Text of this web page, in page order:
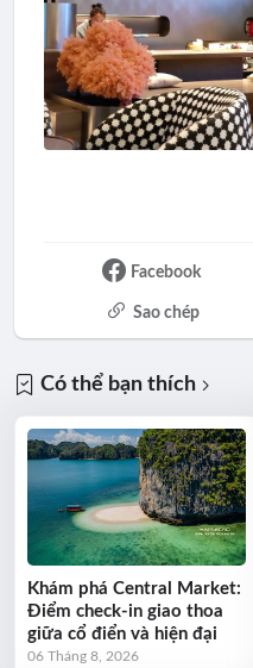
Facebook
Sao chép
Có thể bạn thích
Khám phá Central Market:
Điểm check-in giao thoa
giữa cổ điển và hiện đại
06 Tháng 8, 2026